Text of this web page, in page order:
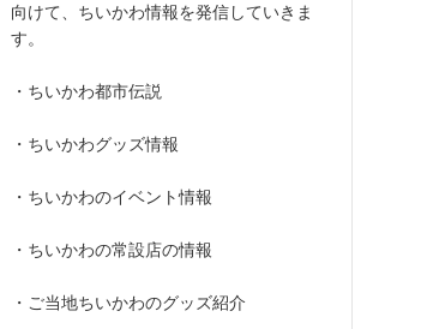
向けて、ちいかわ情報を発信していきま
す。
・ちいかわ都市伝説
・ちいかわグッズ情報
・ちいかわのイベント情報
・ちいかわの常設店の情報
・ご当地ちいかわのグッズ紹介